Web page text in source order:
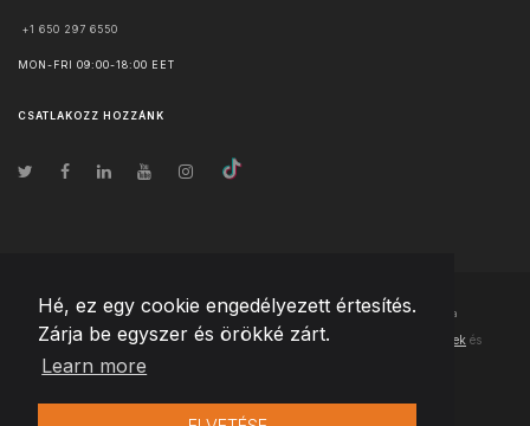
Hé, ez egy cookie engedélyezett értesítés.
Zárja be egyszer és örökké zárt.
Learn more
+1 650 297 6550
MON-FRI 09:00-18:00 EET
CSATLAKOZZ HOZZÁNK
© Szerzői jog2026 Team Extension Hungary- Minden jog fenntartva
Changelog ● Ezen webhely használatával elfogadja Használati feltételek és